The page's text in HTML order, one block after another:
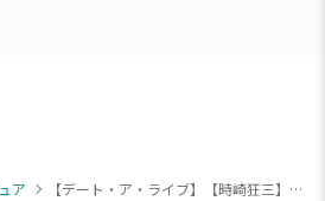
ア
【デート・ア・ライブ】【時崎狂三】デート・ア・ライブ GLITTER&GLAMOURS-KURUMI TOKISAKI-